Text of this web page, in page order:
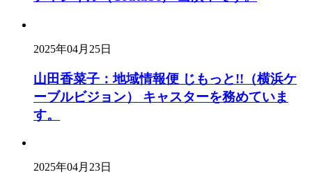
2025年04月25日
山田香菜子：地域情報便 じもっと!!（横浜ケ
ーブルビジョン） キャスターを務めていま
す。
2025年04月23日